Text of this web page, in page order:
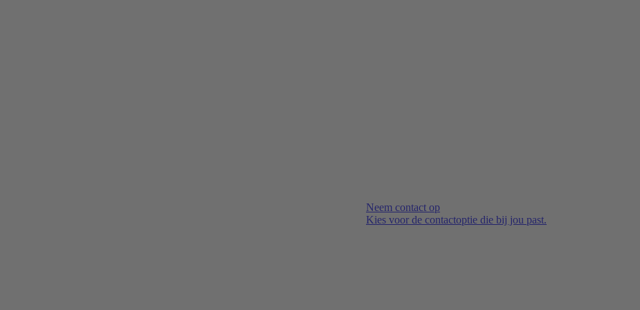
Neem contact op
Kies voor de contactoptie die bij jou past.